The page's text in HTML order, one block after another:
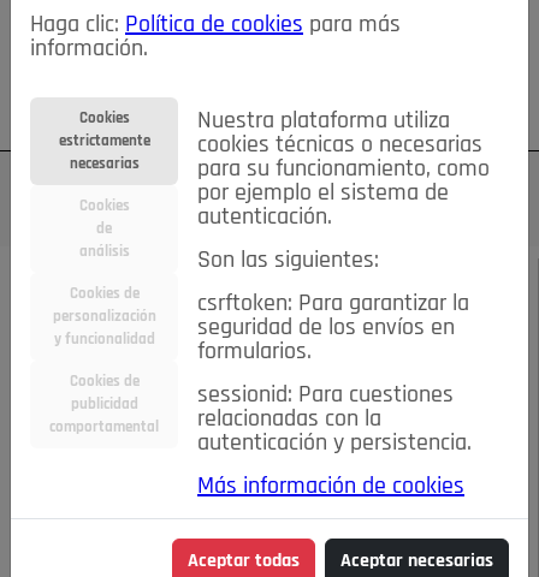
TABLÓN DE ANUNCIOS MIS ANUNCIOS CONTACTO
NOSOTROS
Su cuenta Regístrese ¿Olvidó su contraseña?
NOVIEMBRE DE 2021
LA VUELTA A LA VIDA
EN LA RESIDENCIA
AMAVIR, DE POZUELO
Haga clic: Política de cookies para más
información.
Cookies
estrictamente
necesarias
Cookies
de
análisis
Cookies de
personalización
y funcionalidad
Cookies de
publicidad
comportamental
Nuestra plataforma utiliza
cookies técnicas o necesarias
para su funcionamiento, como
por ejemplo el sistema de
autenticación.
Son las siguientes:
csrftoken: Para garantizar la
seguridad de los envíos en
formularios.
sessionid: Para cuestiones
relacionadas con la
autenticación y persistencia.
Más información de cookies
Aceptar todas Aceptar necesarias